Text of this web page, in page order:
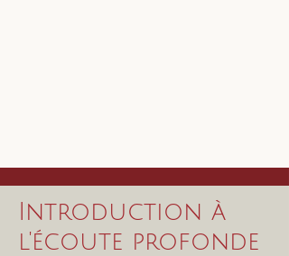
Introduction à
l'écoute profonde